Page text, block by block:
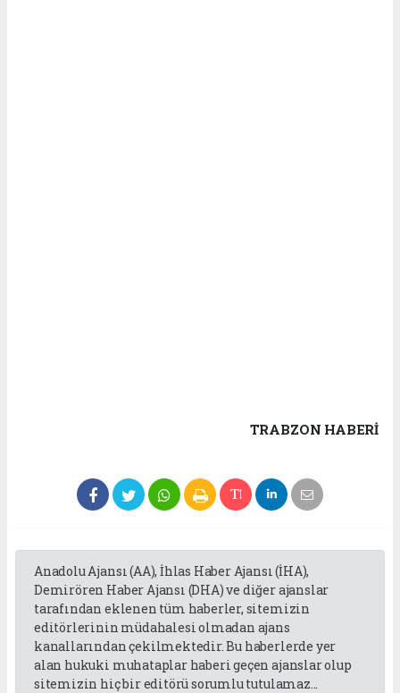
TRABZON HABERİ
Anadolu Ajansı (AA), İhlas Haber Ajansı (İHA),
Demirören Haber Ajansı (DHA) ve diğer ajanslar
tarafından eklenen tüm haberler, sitemizin
editörlerinin müdahalesi olmadan ajans
kanallarından çekilmektedir. Bu haberlerde yer
alan hukuki muhataplar haberi geçen ajanslar olup
sitemizin hiç bir editörü sorumlu tutulamaz...